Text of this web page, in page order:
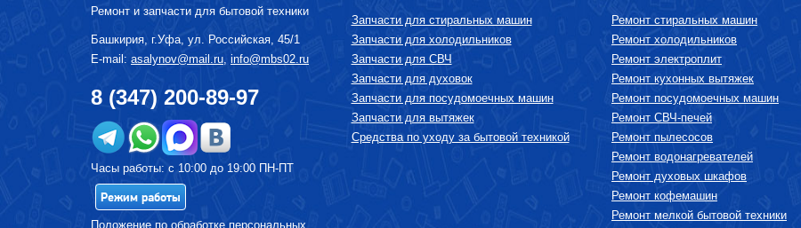
ЛОМТЕРЕЗКИ
МАСЛОНАПОЛНЕННЫЕ РАДИАТОРЫ
МИКРОВОЛНОВЫЕ ПЕЧИ (СВЧ)
МИКСЕРЫ
МУЛЬТИВАРКИ
МЯСОРУБКИ
ПОСУДОМОЕЧНЫЕ МАШИНЫ
ПЫЛЕСОСЫ
Ремонт и запчасти для бытовой техники
Башкирия, г.Уфа, ул. Российская, 45/1
E-mail: asalynov@mail.ru, info@mbs02.ru
8 (347) 200-89-97
Часы работы: с 10:00 до 19:00 ПН-ПТ
Режим работы
Положение по обработке персональных
Запчасти для стиральных машин
Запчасти для холодильников
Запчасти для СВЧ
Запчасти для духовок
Запчасти для посудомоечных машин
Запчасти для вытяжек
Средства по уходу за бытовой техникой
Ремонт стиральных машин
Ремонт холодильников
Ремонт электроплит
Ремонт кухонных вытяжек
Ремонт посудомоечных машин
Ремонт СВЧ-печей
Ремонт пылесосов
Ремонт водонагревателей
Ремонт духовых шкафов
Ремонт кофемашин
Ремонт мелкой бытовой техники